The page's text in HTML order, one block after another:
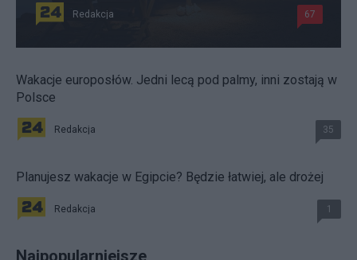
Redakcja 67
Wakacje europosłów. Jedni lecą pod palmy, inni zostają w
Polsce
Redakcja 35
Planujesz wakacje w Egipcie? Będzie łatwiej, ale drożej
Redakcja 1